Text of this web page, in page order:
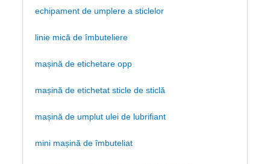
echipament de umplere a sticlelor
linie mică de îmbuteliere
mașină de etichetare opp
mașină de etichetat sticle de sticlă
mașină de umplut ulei de lubrifiant
mini mașină de îmbuteliat